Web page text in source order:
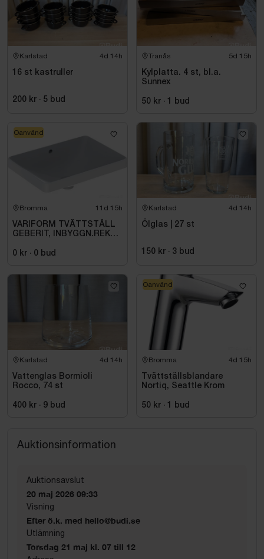
Karlstad 4d 14h
16 st kastruller
200 kr · 5 bud
Tranås 5d 15h
Kylplatta. 4 st, bl.a.
Sunnex
50 kr · 1 bud
Bromma 11d 15h
VARIFORM TVÄTTSTÄLL
GEBERIT, INBYGGN.REKT
0 kr · 0 bud
Oanvänd
Karlstad 4d 14h
Ölglas | 27 st
150 kr · 3 bud
Karlstad 4d 14h
Vattenglas Bormioli
Rocco, 74 st
400 kr · 9 bud
Bromma 4d 15h
Tvättställsblandare
Nortiq, Seattle Krom
50 kr · 1 bud
Oanvänd
Auktionsinformation
Auktionsavslut
20 maj 2026 09:33
Visning
Efter ö.k. med hello@budi.se
Utlämning
Torsdag 21 maj kl. 07 till 12